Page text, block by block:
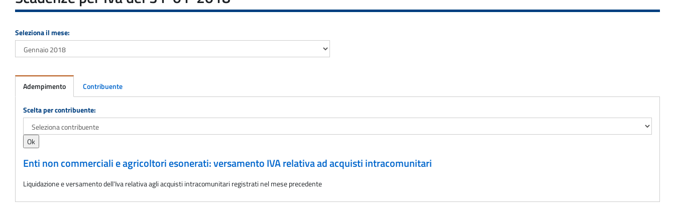
Seleziona il mese:
Adempimento Contribuente
Adempimento
Scelta per contribuente:
Enti non commerciali e agricoltori esonerati: versamento IVA relativa ad acquisti intracomunitari
Liquidazione e versamento dell'Iva relativa agli acquisti intracomunitari registrati nel mese precedente